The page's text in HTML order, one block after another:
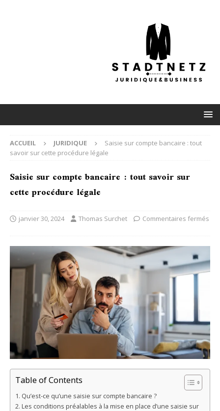
ACCUEIL JURIDIQUE
Saisie sur compte bancaire : tout
savoir sur cette procédure légale
Saisie sur compte bancaire : tout savoir sur
cette procédure légale
janvier 30, 2024 Thomas Surchet Commentaires fermés
Table of Contents
Qu’est-ce qu’une saisie sur compte bancaire ?
Les conditions préalables à la mise en place d’une saisie sur